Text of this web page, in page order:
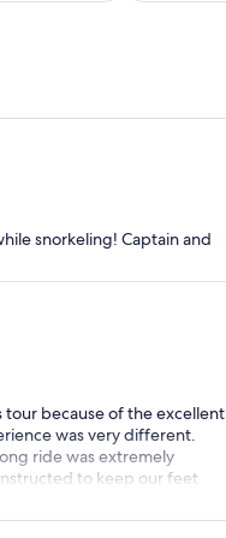
snorkeling! Captain and
tour because of the excellent
was very different.
ride was extremely
to keep our feet
Our whole family also felt
commentary and